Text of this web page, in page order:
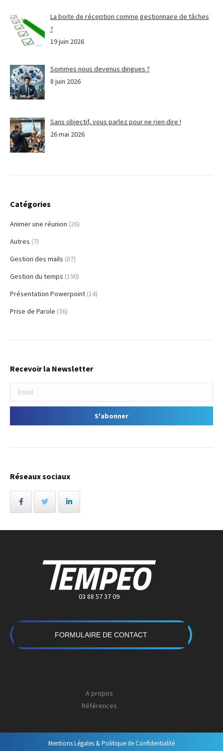
La boite de réception comme gestionnaire de tâches
?
19 juin 2026
Sommes nous devenus dingues ?
8 juin 2026
Sans objectif, vous parlez pour ne rien dire !
26 mai 2026
Catégories
Animer une réunion (26)
Autres (7)
Gestion des mails (87)
Gestion du temps (190)
Présentation Powerpoint (14)
Prise de Parole (36)
Recevoir la Newsletter
Réseaux sociaux
03 88 57 37 09
FORMULAIRE DE CONTACT
A propos
Références
Mentions Légales & Politique de Confidentialité